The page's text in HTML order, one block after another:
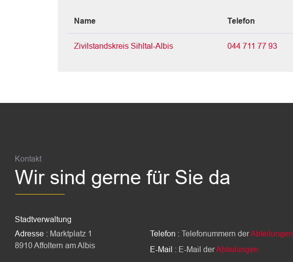
Name Telefon
Zivilstandskreis Sihltal-Albis 044 711 77 93
Kontakt
Wir sind gerne für Sie da
Stadtverwaltung
Adresse : Marktplatz 1
8910 Affoltern am Albis
Telefon : Telefonummern derAbteilungen
E-Mail : E-Mail derAbteilungen